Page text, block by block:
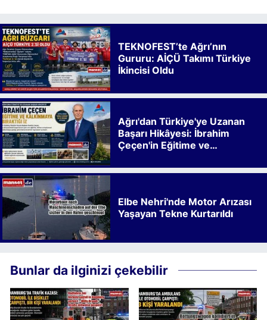
TEKNOFEST’te Ağrı’nın
Gururu: AİÇÜ Takımı Türkiye
İkincisi Oldu
Ağrı'dan Türkiye'ye Uzanan
Başarı Hikâyesi: İbrahim
Çeçen'in Eğitime ve
Elbe Nehri'nde Motor Arızası
Yaşayan Tekne Kurtarıldı
Bunlar da ilginizi çekebilir